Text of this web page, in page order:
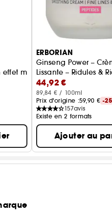
effet matifiant
ERBORIAN
Ginseng Power –
Lissante – Ridules &
44,92 €
89,84 € / 100ml
Prix d'origine :59,90 € -
157avis
Existe en 2 formats
Ajouter au